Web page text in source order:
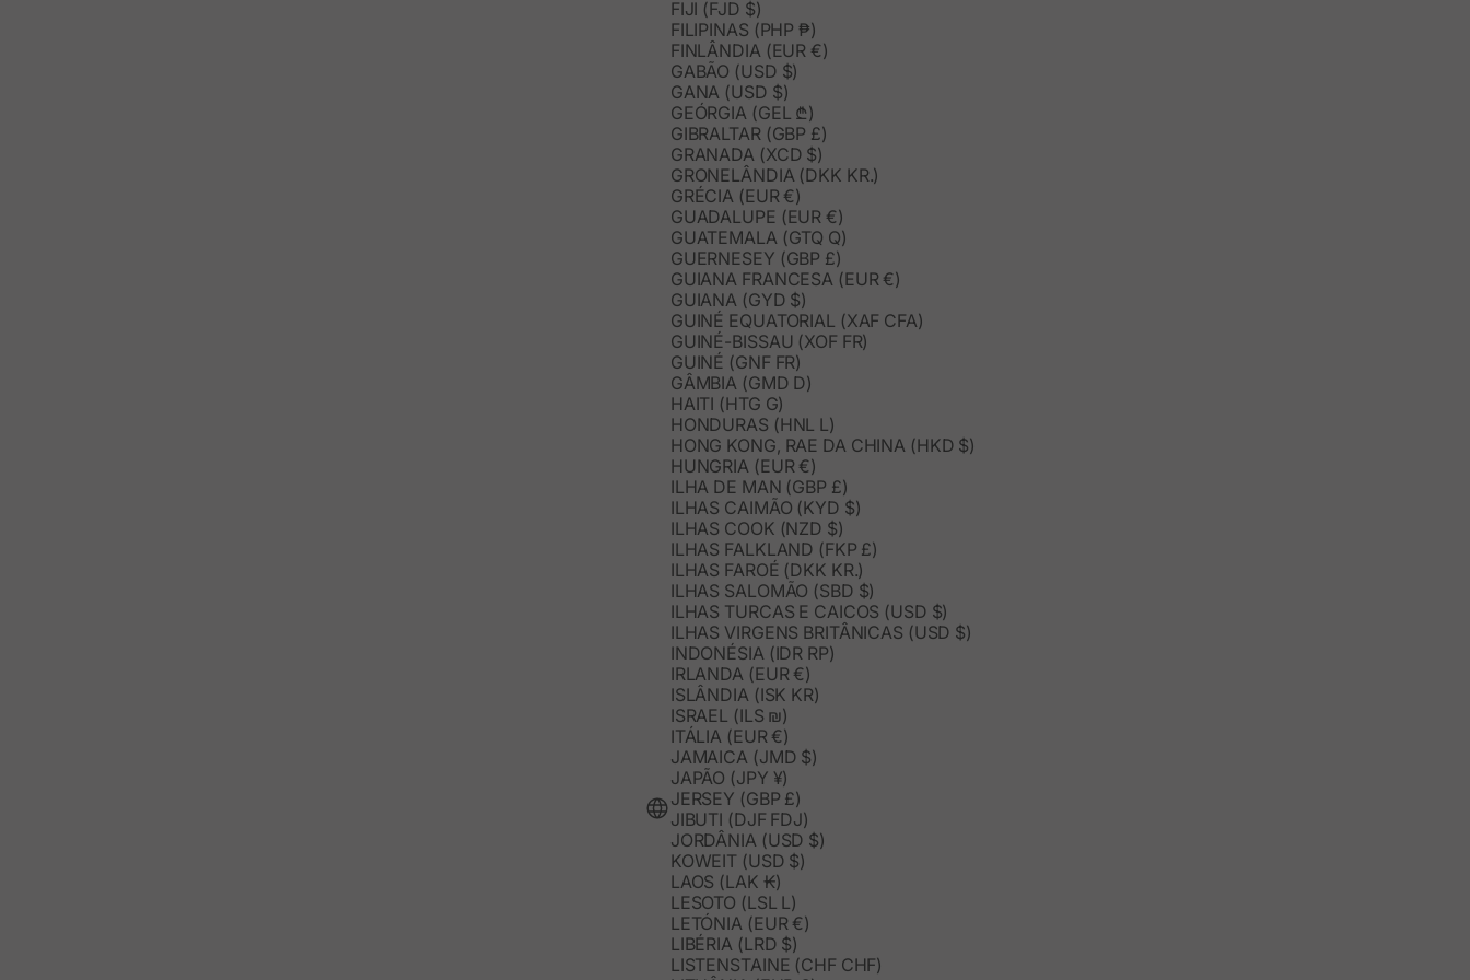
FIJI (FJD $)
FILIPINAS (PHP ₱)
FINLÂNDIA (EUR €)
GABÃO (USD $)
GANA (USD $)
GEÓRGIA (GEL ₾)
GIBRALTAR (GBP £)
GRANADA (XCD $)
GRONELÂNDIA (DKK KR.)
GRÉCIA (EUR €)
GUADALUPE (EUR €)
GUATEMALA (GTQ Q)
GUERNESEY (GBP £)
GUIANA FRANCESA (EUR €)
GUIANA (GYD $)
GUINÉ EQUATORIAL (XAF CFA)
GUINÉ-BISSAU (XOF FR)
GUINÉ (GNF FR)
GÂMBIA (GMD D)
HAITI (HTG G)
HONDURAS (HNL L)
HONG KONG, RAE DA CHINA (HKD $)
HUNGRIA (EUR €)
ILHA DE MAN (GBP £)
ILHAS CAIMÃO (KYD $)
ILHAS COOK (NZD $)
ILHAS FALKLAND (FKP £)
ILHAS FAROÉ (DKK KR.)
ILHAS SALOMÃO (SBD $)
ILHAS TURCAS E CAICOS (USD $)
ILHAS VIRGENS BRITÂNICAS (USD $)
INDONÉSIA (IDR RP)
IRLANDA (EUR €)
ISLÂNDIA (ISK KR)
ISRAEL (ILS ₪)
ITÁLIA (EUR €)
JAMAICA (JMD $)
JAPÃO (JPY ¥)
JERSEY (GBP £)
JIBUTI (DJF FDJ)
JORDÂNIA (USD $)
KOWEIT (USD $)
LAOS (LAK ₭)
LESOTO (LSL L)
LETÓNIA (EUR €)
LIBÉRIA (LRD $)
LISTENSTAINE (CHF CHF)